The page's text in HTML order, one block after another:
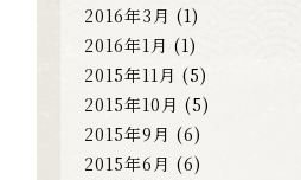
2016年3月 (1)
2016年1月 (1)
2015年11月 (5)
2015年10月 (5)
2015年9月 (6)
2015年6月 (6)